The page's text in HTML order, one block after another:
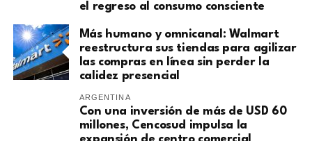
el regreso al consumo consciente
Más humano y omnicanal: Walmart
reestructura sus tiendas para agilizar
las compras en línea sin perder la
calidez presencial
ARGENTINA
Con una inversión de más de USD 60
millones, Cencosud impulsa la